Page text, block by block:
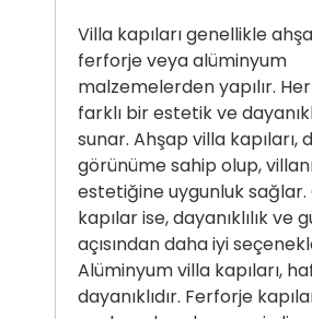
Villa kapıları genellikle
ferforje veya alüminyum
malzemelerden yapılır.
farklı bir estetik ve
sunar. Ahşap villa kapıları,
görünüme sahip olup,
estetiğine uygunluk sağlar.
kapılar ise, dayanıklılık ve
açısından daha iyi
Alüminyum villa kapıları,
dayanıklıdır. Ferforje